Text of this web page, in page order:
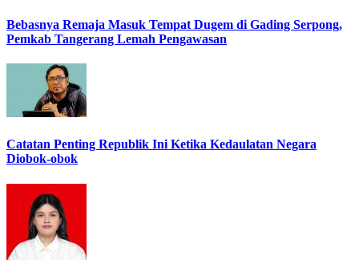
Bebasnya Remaja Masuk Tempat Dugem di Gading Serpong,
Pemkab Tangerang Lemah Pengawasan
Catatan Penting Republik Ini Ketika Kedaulatan Negara
Diobok-obok